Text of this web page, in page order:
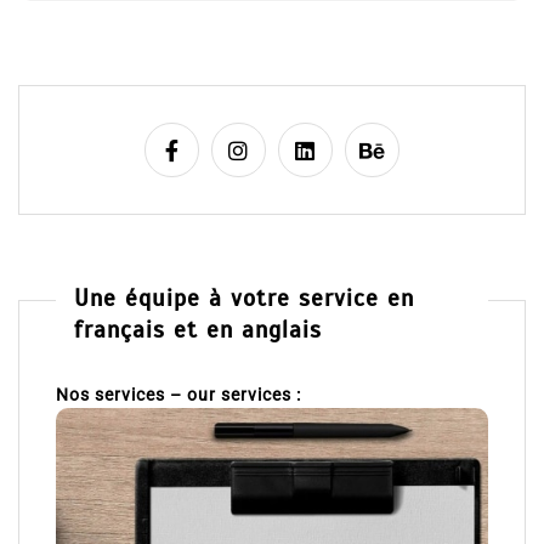
Une équipe à votre service en
français et en anglais
Nos services – our services :